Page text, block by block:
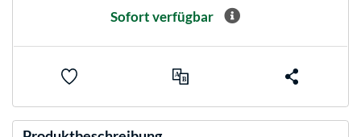
Sofort verfügbar